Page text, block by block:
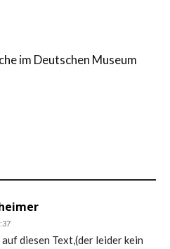
im Deutschen Museum
diesen Text,(der leider kein